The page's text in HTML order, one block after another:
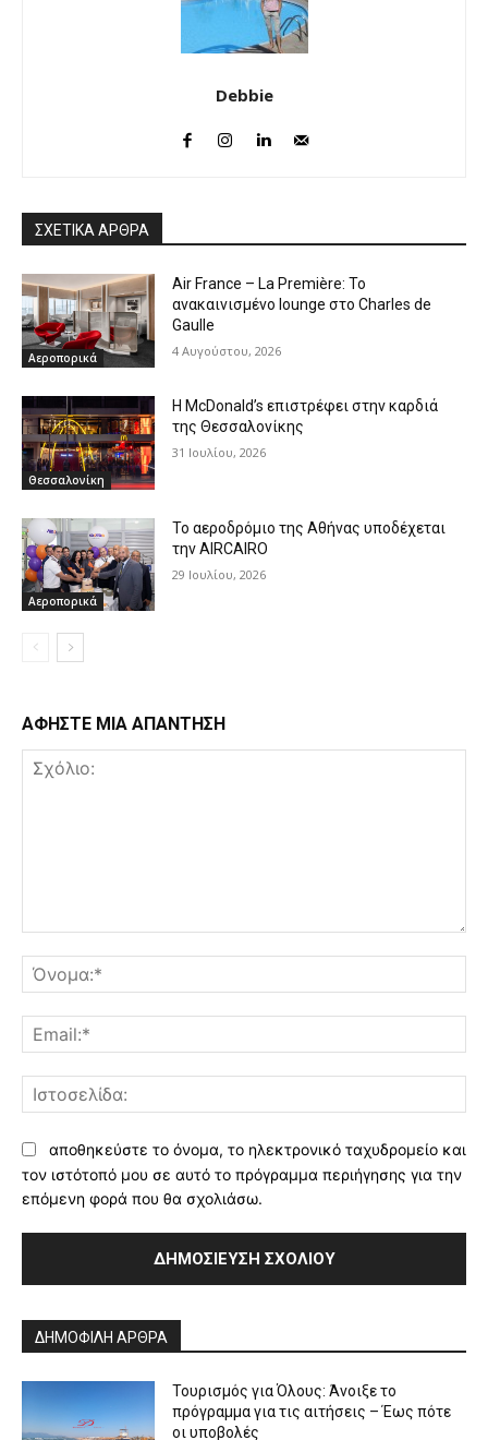
Debbie
ΣΧΕΤΙΚΑ ΑΡΘΡΑ
Αεροπορικά
Air France – La Première: Το
ανακαινισμένο lounge στο Charles de
Gaulle
4 Αυγούστου, 2026
Θεσσαλονίκη
Η McDonald’s επιστρέφει στην καρδιά
της Θεσσαλονίκης
31 Ιουλίου, 2026
Αεροπορικά
Το αεροδρόμιο της Αθήνας υποδέχεται
την AIRCAIRO
29 Ιουλίου, 2026
ΑΦΗΣΤΕ ΜΙΑ ΑΠΑΝΤΗΣΗ
αποθηκεύστε το όνομα, το ηλεκτρονικό ταχυδρομείο και
τον ιστότοπό μου σε αυτό το πρόγραμμα περιήγησης για την
επόμενη φορά που θα σχολιάσω.
ΔΗΜΟΦΙΛΗ ΑΡΘΡΑ
Τουρισμός για Όλους: Άνοιξε το
πρόγραμμα για τις αιτήσεις – Έως πότε
οι υποβολές